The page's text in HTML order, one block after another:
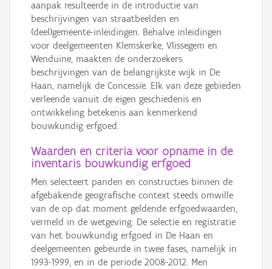
aanpak resulteerde in de introductie van
beschrijvingen van straatbeelden en
(deel)gemeente-inleidingen. Behalve inleidingen
voor deelgemeenten Klemskerke, Vlissegem en
Wenduine, maakten de onderzoekers
beschrijvingen van de belangrijkste wijk in De
Haan, namelijk de Concessie. Elk van deze gebieden
verleende vanuit de eigen geschiedenis en
ontwikkeling betekenis aan kenmerkend
bouwkundig erfgoed.
Waarden en criteria voor opname in de
inventaris bouwkundig erfgoed
Men selecteert panden en constructies binnen de
afgebakende geografische context steeds omwille
van de op dat moment geldende erfgoedwaarden,
vermeld in de wetgeving. De selectie en registratie
van het bouwkundig erfgoed in De Haan en
deelgemeenten gebeurde in twee fases, namelijk in
1993-1999, en in de periode 2008-2012. Men